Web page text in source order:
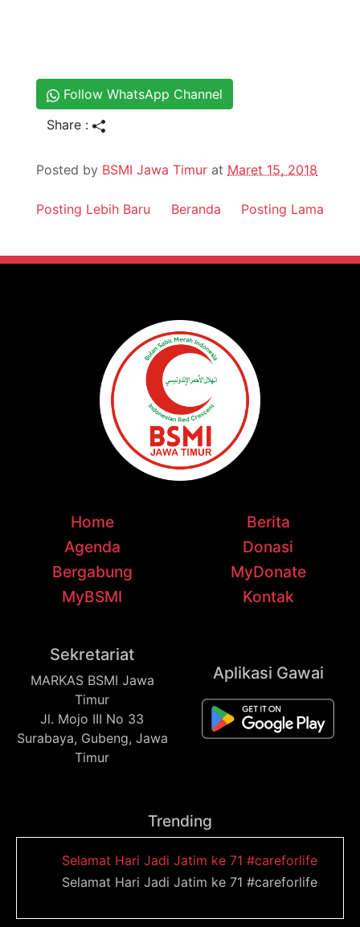
Follow WhatsApp Channel
Share :
Posted by BSMI Jawa Timur at Maret 15, 2018
Posting Lebih Baru Posting Lama
Beranda
Home
Berita
Agenda
Donasi
Bergabung
MyDonate
MyBSMI
Kontak
Sekretariat
MARKAS BSMI Jawa
Timur
Jl. Mojo III No 33
Surabaya, Gubeng, Jawa
Timur
Aplikasi Gawai
Trending
Selamat Hari Jadi Jatim ke 71 #careforlife
Selamat Hari Jadi Jatim ke 71 #careforlife